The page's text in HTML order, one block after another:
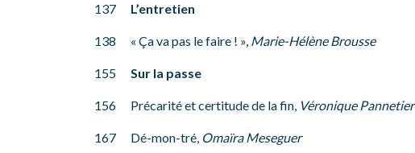
137 L’entretien
138 « Ça va pas le faire ! », Marie-Hélène Brousse
155 Sur la passe
156 Précarité et certitude de la fin, Véronique Pannetier
167 Dé-mon-tré, Omaïra Meseguer